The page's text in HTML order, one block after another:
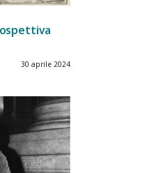
30 aprile 2024